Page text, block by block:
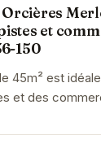
et
150
45m² est
et des
jusqu'à